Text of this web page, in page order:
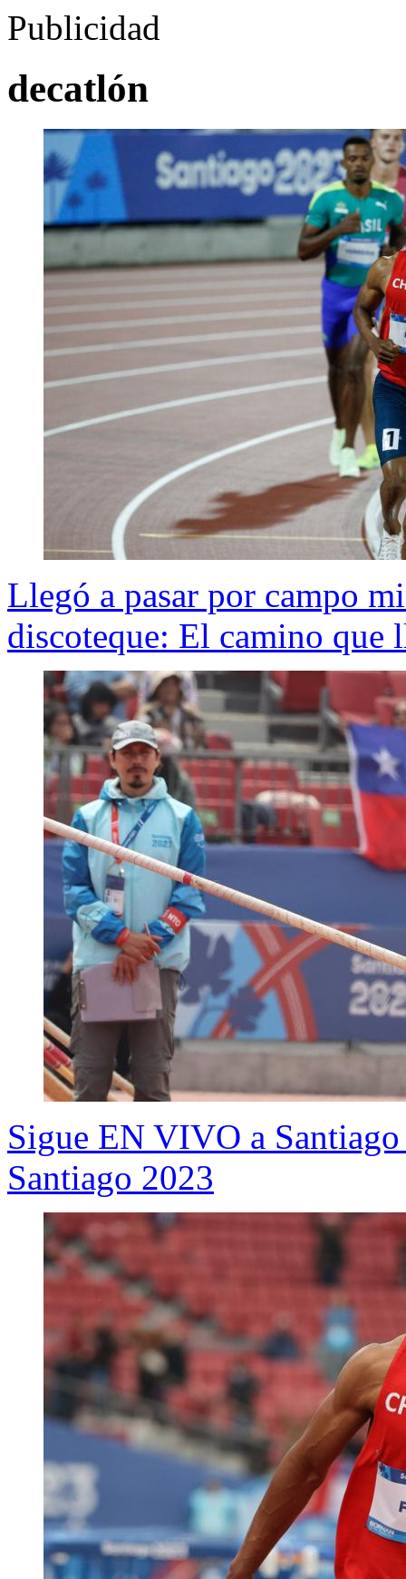
Publicidad
decatlón
Llegó a pasar por campo
discoteque: El camino que
Sigue EN VIVO a
Santiago 2023